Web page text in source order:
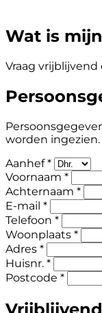
Wat is
Vraag
worden ingezien.
Aanhef *
Voornaam *
Achternaam *
E-mail *
Telefoon *
Woonplaats *
Adres *
Huisnr. *
Postcode *